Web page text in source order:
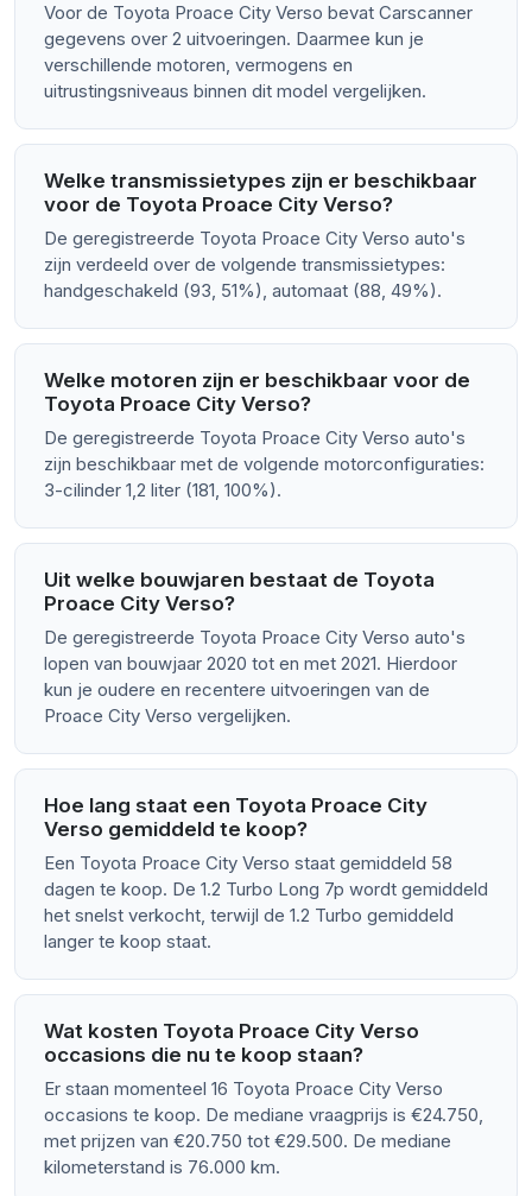
Voor de Toyota Proace City Verso bevat Carscanner
gegevens over 2 uitvoeringen. Daarmee kun je
verschillende motoren, vermogens en
uitrustingsniveaus binnen dit model vergelijken.
Welke transmissietypes zijn er beschikbaar
voor de Toyota Proace City Verso?
De geregistreerde Toyota Proace City Verso auto's
zijn verdeeld over de volgende transmissietypes:
handgeschakeld (93, 51%), automaat (88, 49%).
Welke motoren zijn er beschikbaar voor de
Toyota Proace City Verso?
De geregistreerde Toyota Proace City Verso auto's
zijn beschikbaar met de volgende motorconfiguraties:
3-cilinder 1,2 liter (181, 100%).
Uit welke bouwjaren bestaat de Toyota
Proace City Verso?
De geregistreerde Toyota Proace City Verso auto's
lopen van bouwjaar 2020 tot en met 2021. Hierdoor
kun je oudere en recentere uitvoeringen van de
Proace City Verso vergelijken.
Hoe lang staat een Toyota Proace City
Verso gemiddeld te koop?
Een Toyota Proace City Verso staat gemiddeld 58
dagen te koop. De 1.2 Turbo Long 7p wordt gemiddeld
het snelst verkocht, terwijl de 1.2 Turbo gemiddeld
langer te koop staat.
Wat kosten Toyota Proace City Verso
occasions die nu te koop staan?
Er staan momenteel 16 Toyota Proace City Verso
occasions te koop. De mediane vraagprijs is €24.750,
met prijzen van €20.750 tot €29.500. De mediane
kilometerstand is 76.000 km.